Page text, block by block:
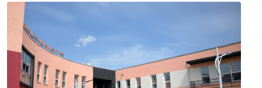
10
Хахууль авсан албан тушаалтны
хэргийг шүүхэд шилжүүлжээ
Баримт тайлбар / Х. Болормаа •